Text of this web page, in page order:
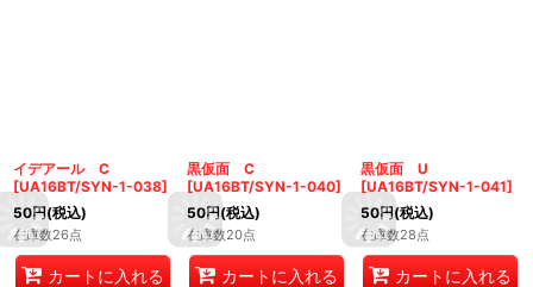
イデアール C
[UA16BT/SYN-1-038]
50円(税込)
在庫数26点
カートに入れる
黒仮面 C
[UA16BT/SYN-1-040]
50円(税込)
在庫数20点
カートに入れる
黒仮面 U
[UA16BT/SYN-1-041]
50円(税込)
在庫数28点
カートに入れる